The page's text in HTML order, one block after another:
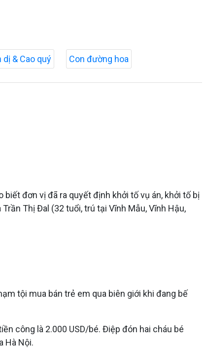
dị & Cao quý Con đường hoa
đơn vị đã ra quyết định khởi tố vụ án, khởi tố bị
Thị Đal (32 tuổi, trú tại Vĩnh Mẫu, Vĩnh Hậu,
tội mua bán trẻ em qua biên giới khi đang bế
công là 2.000 USD/bé. Điệp đón hai cháu bé
Hà Nội.